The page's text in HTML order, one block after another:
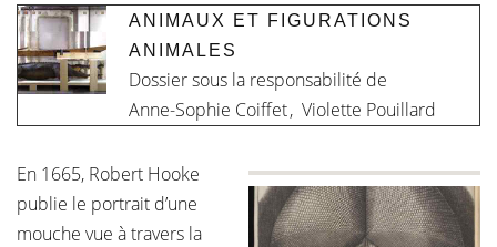
ANIMAUX ET FIGURATIONS
ANIMALES
Dossier sous la responsabilité de
Anne-Sophie Coiffet, Violette Pouillard
En 1665, Robert Hooke
publie le portrait d’une
mouche vue à travers la